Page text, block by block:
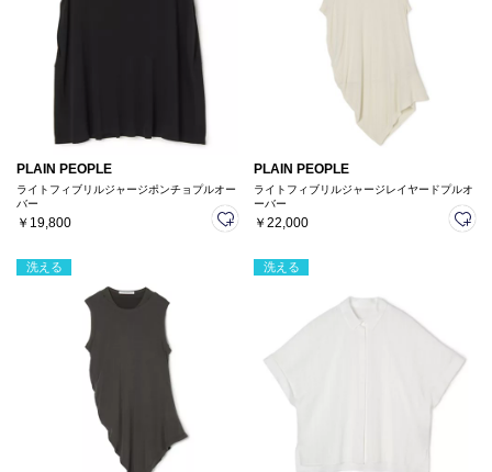
PLAIN PEOPLE
ライトフィブリルジャージポンチョプルオー
バー
￥19,800
PLAIN PEOPLE
ライトフィブリルジャージレイヤードプルオ
ーバー
￥22,000
洗える 洗える